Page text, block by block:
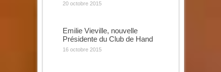
20 octobre 2015
Emilie Vieville, nouvelle
Présidente du Club de Hand
16 octobre 2015